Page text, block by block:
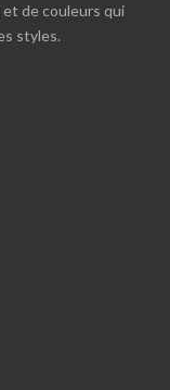
et de couleurs qui
styles.